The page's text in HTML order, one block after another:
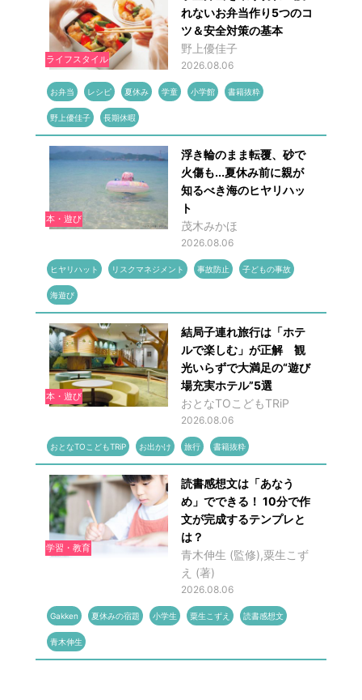
ライフスタイル
れないお弁当作り5つのコ
ツ＆安全対策の基本
野上優佳子
2026.08.06
お弁当 レシピ 夏休み 学童 小学館 書籍抜粋
野上優佳子 長期休暇
本・遊び
浮き輪のまま転覆、砂で
火傷も...夏休み前に親が
知るべき海のヒヤリハッ
ト
茂木みかほ
2026.08.06
ヒヤリハット リスクマネジメント 事故防止 子どもの事故
海遊び
本・遊び
結局子連れ旅行は「ホテ
ルで楽しむ」が正解 観
光いらずで大満足の“遊び
場充実ホテル”5選
おとなTOこどもTRiP
2026.08.06
おとなTOこどもTRiP お出かけ 旅行 書籍抜粋
学習・教育
読書感想文は「あなう
め」でできる！ 10分で作
文が完成するテンプレと
は？
青木伸生 (監修),粟生こず
え (著)
2026.08.06
Gakken 夏休みの宿題 小学生 粟生こずえ 読書感想文
青木伸生